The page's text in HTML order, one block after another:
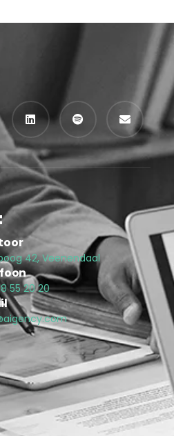
42, Veenendaal
55 20 20